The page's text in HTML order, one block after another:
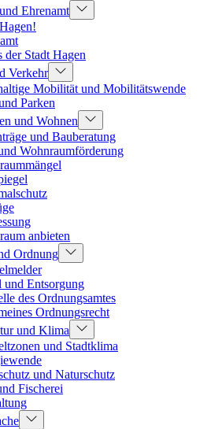
Ehrenamt
der Stadt Hagen
Verkehr
Mobilität und Mobilitätswende
Parken
und Wohnen
und Bauberatung
Wohnraumförderung
anbieten
Ordnung
und Entsorgung
des Ordnungsamtes
Ordnungsrecht
und Klima
und Stadtklima
und Naturschutz
Fischerei